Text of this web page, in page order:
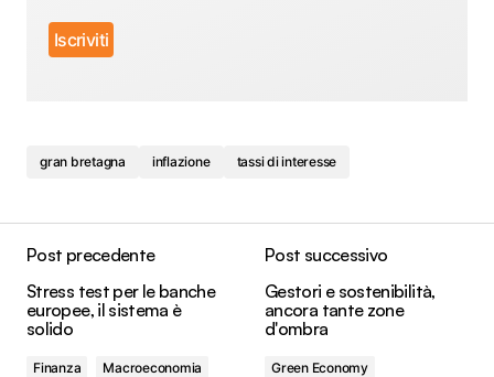
gran bretagna inflazione tassi di interesse
Post precedente
Stress test per le banche
europee, il sistema è
solido
Finanza
Macroeconomia
Post successivo
Gestori e sostenibilità,
ancora tante zone
d'ombra
Green Economy